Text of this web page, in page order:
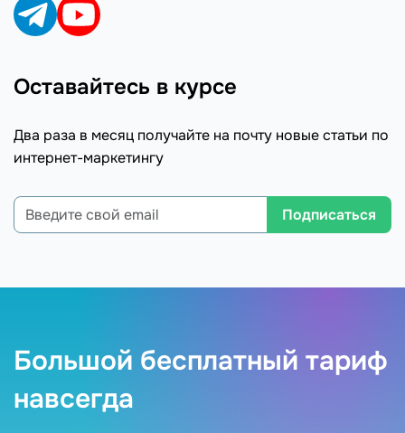
Оставайтесь в курсе
Два раза в месяц получайте на почту новые статьи по
интернет-маркетингу
Подписаться
Большой бесплатный тариф
навсегда